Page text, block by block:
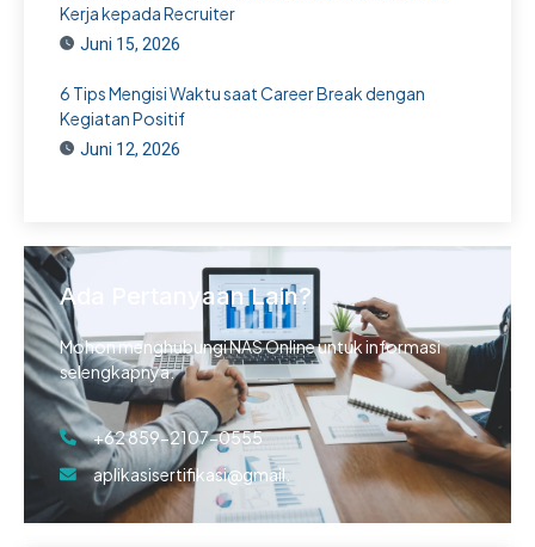
Kerja kepada Recruiter
Juni 15, 2026
6 Tips Mengisi Waktu saat Career Break dengan
Kegiatan Positif
Juni 12, 2026
Ada Pertanyaan Lain?
Mohon menghubungi NAS Online untuk informasi
selengkapnya.
+62 859-2107-0555
aplikasisertifikasi@gmail.